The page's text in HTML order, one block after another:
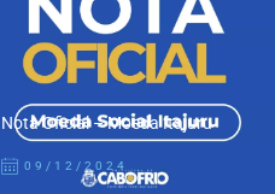
Nota Oficial – Moeda Itajuru
09/12/2024